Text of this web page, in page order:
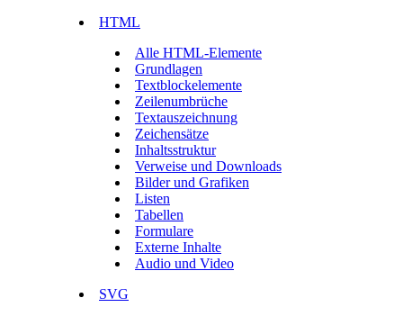
HTML
Alle HTML-Elemente
Grundlagen
Textblockelemente
Zeilenumbrüche
Textauszeichnung
Zeichensätze
Inhaltsstruktur
Verweise und Downloads
Bilder und Grafiken
Listen
Tabellen
Formulare
Externe Inhalte
Audio und Video
SVG